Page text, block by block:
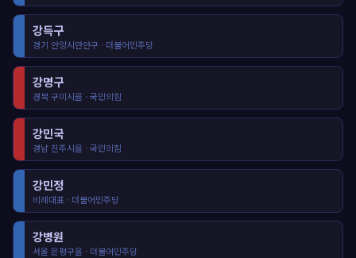
강득구
경기 안양시만안구 · 더불어민주당
강명구
경북 구미시을 · 국민의힘
강민국
경남 진주시을 · 국민의힘
강민정
비례대표 · 더불어민주당
강병원
서울 은평구을 · 더불어민주당